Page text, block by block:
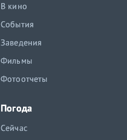
В кино
События
Заведения
Фильмы
Фотоотчеты
Погода
Сейчас